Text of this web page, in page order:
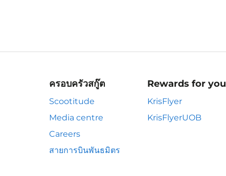
ครอบครัวสกู๊ต
Scootitude
Media centre
Careers
สายการบินพันธมิตร
Rewards for you
KrisFlyer
KrisFlyerUOB